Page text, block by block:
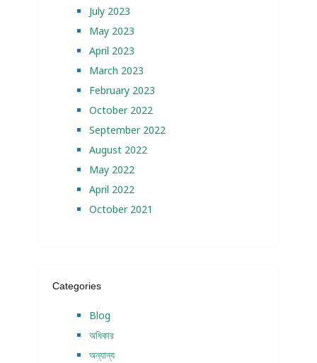
July 2023
May 2023
April 2023
March 2023
February 2023
October 2022
September 2022
August 2022
May 2022
April 2022
October 2021
Categories
Blog
অধিকার
অন্যান্য